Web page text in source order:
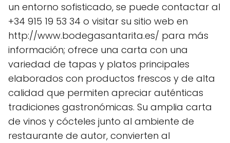
un entorno sofisticado, se puede contactar al
+34 915 19 53 34 o visitar su sitio web en
http://www.bodegasantarita.es/ para más
información; ofrece una carta con una
variedad de tapas y platos principales
elaborados con productos frescos y de alta
calidad que permiten apreciar auténticas
tradiciones gastronómicas. Su amplia carta
de vinos y cócteles junto al ambiente de
restaurante de autor, convierten al